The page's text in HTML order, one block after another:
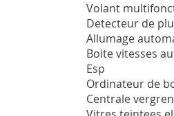
Volant
Detecteur de
Allumage
Boite vitesses
Esp
Ordinateur de
Centrale